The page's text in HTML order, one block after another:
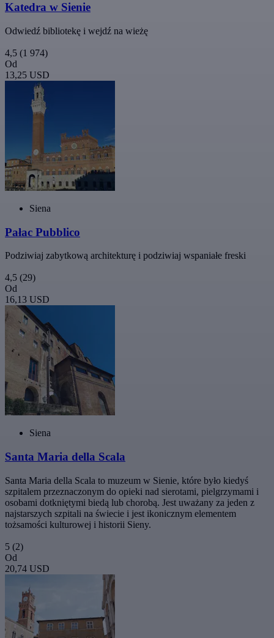
Katedra w Sienie
Odwiedź bibliotekę i wejdź na wieżę
4,5 (1 974)
Od
13,25 USD
Siena
Pałac Pubblico
Podziwiaj zabytkową architekturę i podziwiaj wspaniałe freski
4,5 (29)
Od
16,13 USD
Siena
Santa Maria della Scala
Santa Maria della Scala to muzeum w Sienie, które było kiedyś
szpitalem przeznaczonym do opieki nad sierotami, pielgrzymami i
osobami dotkniętymi biedą lub chorobą. Jest uważany za jeden z
najstarszych szpitali na świecie i jest ikonicznym elementem
tożsamości kulturowej i historii Sieny.
5 (2)
Od
20,74 USD